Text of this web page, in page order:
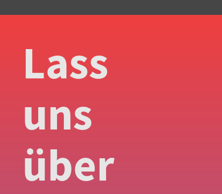
Lass
uns
über